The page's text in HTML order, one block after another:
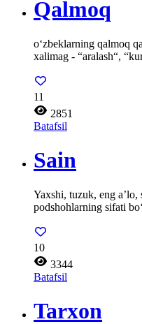
Qalmoq
o‘zbeklarning qalmoq
xalimag - “aralash“,
11
2851
Batafsil
Sain
Yaxshi, tuzuk, eng a’lo,
podshohlarning sifati
10
3344
Batafsil
Tarxon